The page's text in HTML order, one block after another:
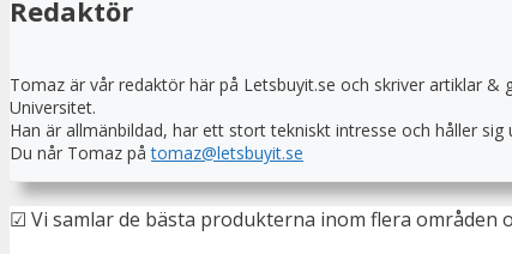
Redaktör
Tomaz är vår redaktör här på Letsbuyit.se och skriver artiklar
Universitet.
Han är allmänbildad, har ett stort tekniskt intresse och håller
Du når Tomaz påtomaz@letsbuyit.se
☑ Vi samlar de bästa produkterna inom flera områden